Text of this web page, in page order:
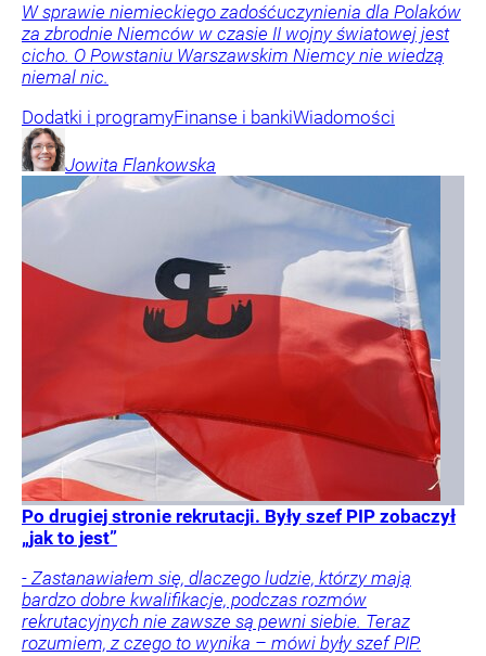
W sprawie niemieckiego zadośćuczynienia dla Polaków
za zbrodnie Niemców w czasie II wojny światowej jest
cicho. O Powstaniu Warszawskim Niemcy nie wiedzą
niemal nic.
Dodatki i programyFinanse i bankiWiadomości
Jowita Flankowska
Po drugiej stronie rekrutacji. Były szef PIP zobaczył
„jak to jest”
- Zastanawiałem się, dlaczego ludzie, którzy mają
bardzo dobre kwalifikacje, podczas rozmów
rekrutacyjnych nie zawsze są pewni siebie. Teraz
rozumiem, z czego to wynika – mówi były szef PIP.